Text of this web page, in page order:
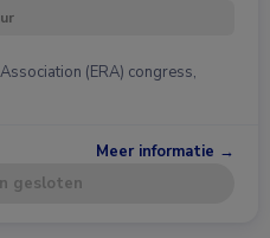
(ERA) congress,
Meer informatie →
gesloten